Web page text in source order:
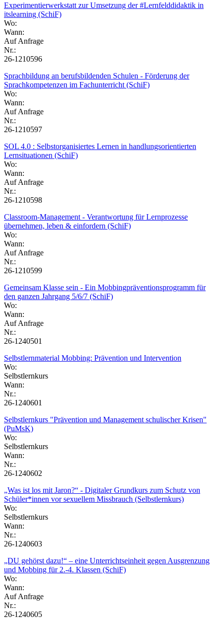
Experimentierwerkstatt zur Umsetzung der #Lernfelddidaktik in
itslearning (SchiF)
Wo:
Wann:
Auf Anfrage
Nr.:
26-1210596
Sprachbildung an berufsbildenden Schulen - Förderung der
Sprachkompetenzen im Fachunterricht (SchiF)
Wo:
Wann:
Auf Anfrage
Nr.:
26-1210597
SOL 4.0 : Selbstorganisiertes Lernen in handlungsorientierten
Lernsituationen (SchiF)
Wo:
Wann:
Auf Anfrage
Nr.:
26-1210598
Classroom-Management - Verantwortung für Lernprozesse
übernehmen, leben & einfordern (SchiF)
Wo:
Wann:
Auf Anfrage
Nr.:
26-1210599
Gemeinsam Klasse sein - Ein Mobbingpräventionsprogramm für
den ganzen Jahrgang 5/6/7 (SchiF)
Wo:
Wann:
Auf Anfrage
Nr.:
26-1240501
Selbstlernmaterial Mobbing: Prävention und Intervention
Wo:
Selbstlernkurs
Wann:
Nr.:
26-1240601
Selbstlernkurs "Prävention und Management schulischer Krisen"
(PuMsK)
Wo:
Selbstlernkurs
Wann:
Nr.:
26-1240602
„Was ist los mit Jaron?“ - Digitaler Grundkurs zum Schutz von
Schüler*innen vor sexuellem Missbrauch (Selbstlernkurs)
Wo:
Selbstlernkurs
Wann:
Nr.:
26-1240603
„DU gehörst dazu!“ – eine Unterrichtseinheit gegen Ausgrenzung
und Mobbing für 2.-4. Klassen (SchiF)
Wo:
Wann:
Auf Anfrage
Nr.:
26-1240605